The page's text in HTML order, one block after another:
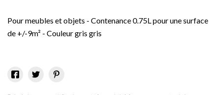
Pour meubles et objets - Contenance 0.75L pour une surface
de +/-9m² - Couleur gris gris